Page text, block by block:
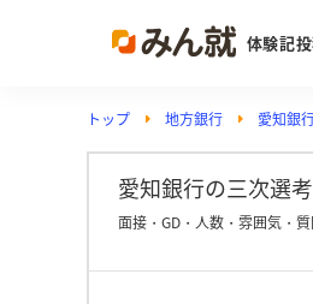
体験記
トップ 地方銀行 愛知銀
愛知銀行の三次選
面接・GD・人数・雰囲気・